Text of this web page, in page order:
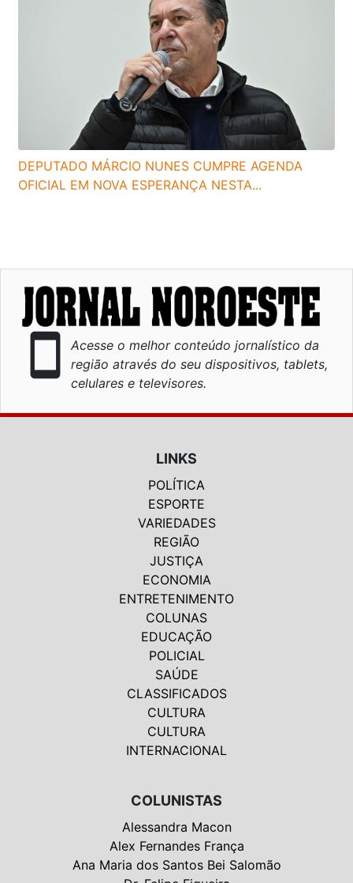
DEPUTADO MÁRCIO NUNES CUMPRE AGENDA
OFICIAL EM NOVA ESPERANÇA NESTA...
smartphone
Acesse o melhor conteúdo jornalístico da
região através do seu dispositivos, tablets,
celulares e televisores.
LINKS
POLÍTICA
ESPORTE
VARIEDADES
REGIÃO
JUSTIÇA
ECONOMIA
ENTRETENIMENTO
COLUNAS
EDUCAÇÃO
POLICIAL
SAÚDE
CLASSIFICADOS
CULTURA
CULTURA
INTERNACIONAL
COLUNISTAS
Alessandra Macon
Alex Fernandes França
Ana Maria dos Santos Bei Salomão